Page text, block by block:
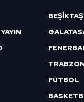
Verilerin Korunması
kullanılanBEŞİKTAŞ
FUTBOL